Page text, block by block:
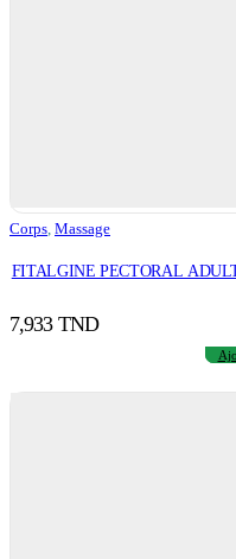
Corps Massage
FITALGINE PECTORAL
7,933 TND